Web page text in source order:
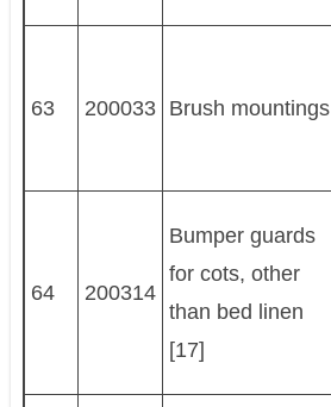
63 200033 Brush mountings
64 200314
Bumper guards
for cots, other
than bed linen
[17]